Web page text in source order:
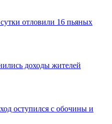
отловили 16 пьяных
доходы жителей
оступился с обочины и